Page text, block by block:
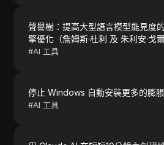
聲譽樹：提高大型語言模型能見度
擎優化（詹姆斯·杜利 及 朱利安·戈爾
#AI 工具
停止 Windows 自動安裝更多的膨
#AI 工具